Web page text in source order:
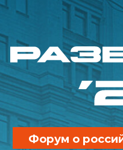
3 декабря 2025
Дата
Форум о российском
для подготовки